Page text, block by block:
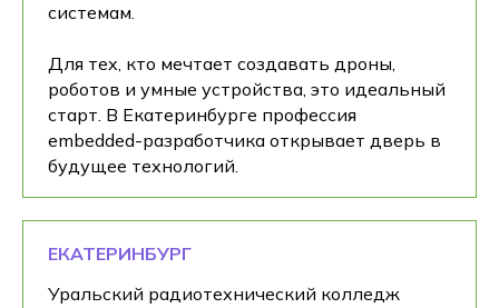
системам.
Для тех, кто мечтает создавать дроны,
роботов и умные устройства, это идеальный
старт. В Екатеринбурге профессия
embedded-разработчика открывает дверь в
будущее технологий.
ЕКАТЕРИНБУРГ
Уральский радиотехнический колледж